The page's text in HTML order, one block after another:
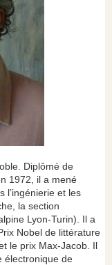
Diplômé de
1972, il a mené
l’ingénierie et les
la section
Lyon-Turin). Il a
Nobel de littérature
le prix Max-Jacob. Il
électronique de